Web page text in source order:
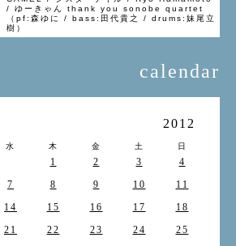
/ ゆーきゃん thank you sonobe quartet
（pf:森ゆに / bass:田代貴之 / drums:妹尾立
樹）
calendar
2012
水 木 金 土 日
1 2 3
4
7 8 9 10
11
14 15 16 17
18
21 22 23 24
25